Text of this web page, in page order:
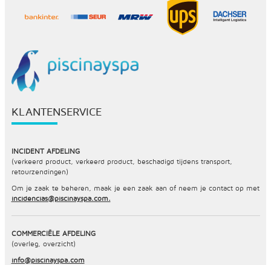
KLANTENSERVICE
INCIDENT AFDELING
(verkeerd product, verkeerd product, beschadigd tijdens transport,
retourzendingen)
Om je zaak te beheren, maak je een zaak aan of neem je contact op met
incidencias@piscinayspa.com.
COMMERCIËLE AFDELING
(overleg, overzicht)
info@piscinayspa.com